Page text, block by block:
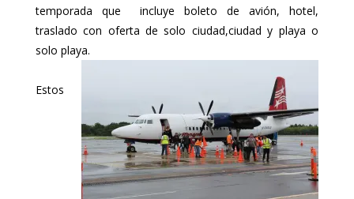
temporada que incluye boleto de avión, hotel,
traslado con oferta de solo ciudad,ciudad y playa o
solo playa.
Estos